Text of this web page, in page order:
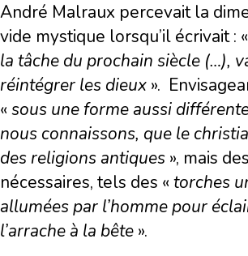
André Malraux percevait la
vide mystique lorsqu’il écrivait :
la tâche du prochain siècle (…),
réintégrer les dieux ».
« sous une forme aussi
nous connaissons, que le
des religions antiques », mais
nécessaires, tels des « torches
allumées par l’homme pour
l’arrache à la bête ».